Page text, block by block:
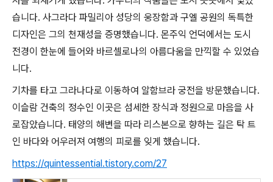
습니다. 사그라다 파밀리아 성당의 웅장함과 구엘 공원의 독특한
디자인은 그의 천재성을 증명했습니다. 몬주익 언덕에서는 도시
전경이 한눈에 들어와 바르셀로나의 아름다움을 만끽할 수 있었습
니다.
기차를 타고 그라나다로 이동하여 알함브라 궁전을 방문했습니다.
이슬람 건축의 정수인 이곳은 섬세한 장식과 정원으로 마음을 사
로잡았습니다. 태양의 해변을 따라 리스본으로 향하는 길은 탁 트
인 바다와 어우러져 여행의 피로를 잊게 했습니다.
https://quintessential.tistory.com/27